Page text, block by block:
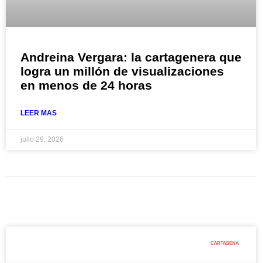
Andreina Vergara: la cartagenera que
logra un millón de visualizaciones
en menos de 24 horas
LEER MAS
julio 29, 2026
CARTAGENA